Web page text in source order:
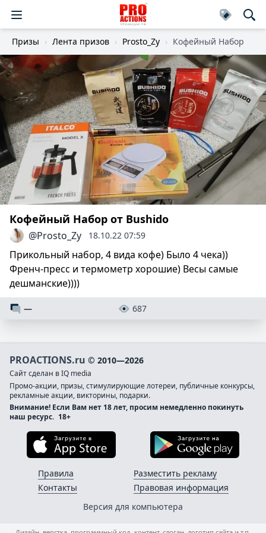
Призы Лента призов Prosto_Zy Кофейный Набор
Кофейный Набор от Bushido
@Prosto_Zy 18.10.22 07:59
Прикольный набор, 4 вида кофе) Было 4 чека))
Френч-пресс и термометр хорошие) Весы самые
дешманские))))
— 687
PROACTIONS.ru © 2010—2026
Сайт сделан в IQ media
Промо-акции, призы, стимулирующие лотереи, публичные конкурсы,
рекламные акции, викторины, подарки.
Внимание! Если Вам нет 18 лет, просим немедленно покинуть
наш ресурс. 18+
Загрузите в App Store
Правила
Контакты
Разместить рекламу
Правовая информация
Версия для компьютера